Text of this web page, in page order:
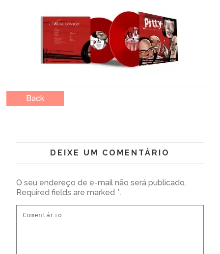
Back
DEIXE UM COMENTÁRIO
O seu endereço de e-mail não será publicado.
Required fields are marked *.